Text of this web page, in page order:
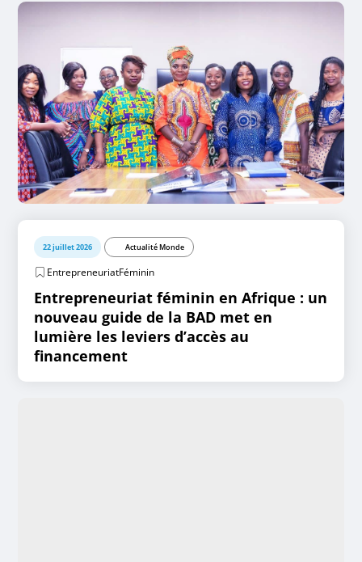
22 juillet 2026 Actualité Monde
EntrepreneuriatFéminin
Entrepreneuriat féminin en Afrique : un
nouveau guide de la BAD met en
lumière les leviers d’accès au
financement